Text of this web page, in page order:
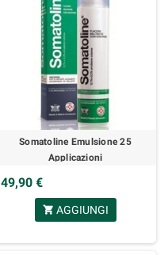
Somatoline Emulsione 25
Applicazioni
49,90 €
shopping_cart AGGIUNGI